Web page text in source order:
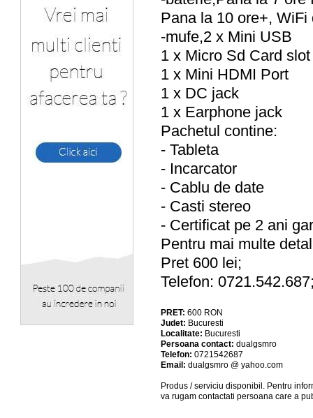
Pana la 10 ore+, WiFi
-mufe,2 x Mini USB
1 x Micro Sd Card slot
1 x Mini HDMI Port
1 x DC jack
1 x Earphone jack
Pachetul contine:
- Tableta
- Incarcator
- Cablu de date
- Casti stereo
- Certificat pe 2 ani
Pentru mai multe
Pret 600 lei;
Telefon:
PRET: 600 RON
Judet: Bucuresti
Localitate: Bucuresti
Persoana contact: dualgsmro
Telefon: 0721542687
Email: dualgsmro @ yahoo.com
Produs / serviciu disponibil . Pentru
va rugam contactati persoana care a